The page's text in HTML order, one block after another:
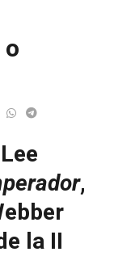
o
,
la II